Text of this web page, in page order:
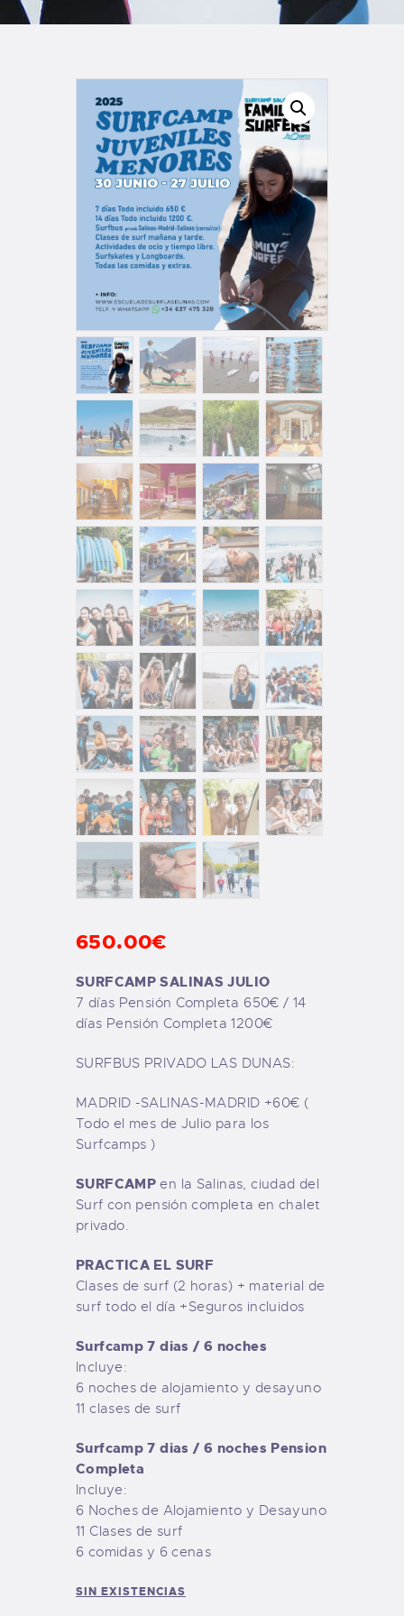
TIENDA FAMILY SURFERS
650.00€
SURFCAMP SALINAS JULIO
7 días Pensión Completa 650€ / 14
días Pensión Completa 1200€
SURFBUS PRIVADO LAS DUNAS:
MADRID -SALINAS-MADRID +60€ (
Todo el mes de Julio para los
Surfcamps )
SURFCAMP en la Salinas, ciudad del
Surf con pensión completa en chalet
privado.
PRACTICA EL SURF
Clases de surf (2 horas) + material de
surf todo el día +Seguros incluidos
Surfcamp 7 dias / 6 noches
Incluye:
6 noches de alojamiento y desayuno
11 clases de surf
Surfcamp 7 dias / 6 noches Pension
Completa
Incluye:
6 Noches de Alojamiento y Desayuno
11 Clases de surf
6 comidas y 6 cenas
SIN EXISTENCIAS